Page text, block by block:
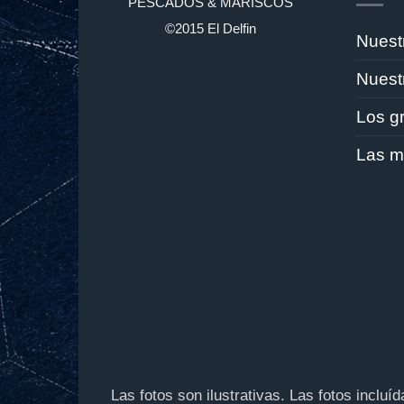
©2015 El Delfin
Los
Las
Las fotos son ilustrativas. Las fotos